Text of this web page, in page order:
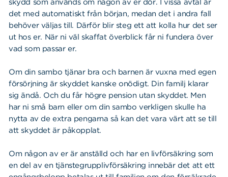
skydd som används om någon av er dör. I vissa avtal är
det med automatiskt från början, medan det i andra fall
behöver väljas till. Därför blir steg ett att kolla hur det ser
ut hos er. När ni väl skaffat överblick får ni fundera över
vad som passar er.
Om din sambo tjänar bra och barnen är vuxna med egen
försörjning är skyddet kanske onödigt. Din familj klarar
sig ändå. Och du får högre pension utan skyddet. Men
har ni små barn eller om din sambo verkligen skulle ha
nytta av de extra pengarna så kan det vara värt att se till
att skyddet är påkopplat.
Om någon av er är anställd och har en livförsäkring som
en del av en tjänstegrupplivförsäkring innebär det att ett